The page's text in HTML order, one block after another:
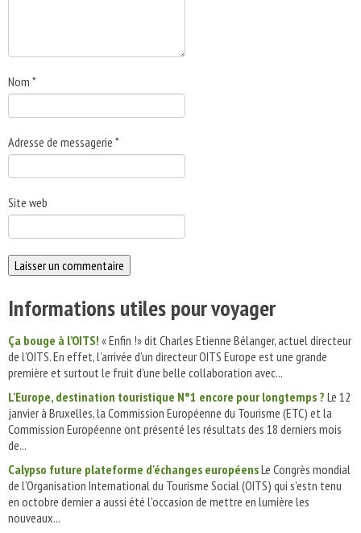
Nom *
Adresse de messagerie *
Site web
Informations utiles pour voyager
Ça bouge à l’OITS! « Enfin !» dit Charles Etienne Bélanger, actuel directeur
de l’OITS. En effet, l’arrivée d’un directeur OITS Europe est une grande
première et surtout le fruit d’une belle collaboration avec...
L’Europe, destination touristique N°1 encore pour longtemps ? Le 12
janvier à Bruxelles, la Commission Européenne du Tourisme (ETC) et la
Commission Européenne ont présenté les résultats des 18 derniers mois
de...
Calypso future plateforme d'échanges européensLe Congrès mondial
de l’Organisation International du Tourisme Social (OITS) qui s'estn tenu
en octobre dernier a aussi été l'occasion de mettre en lumière les
nouveaux...